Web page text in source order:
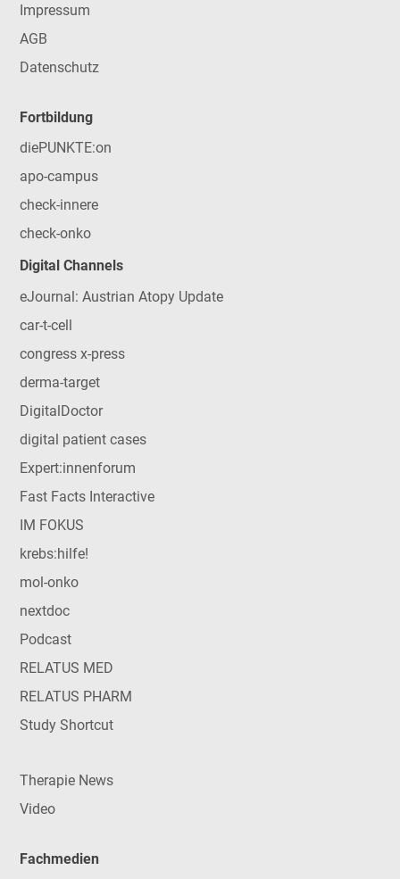
Impressum
AGB
Datenschutz
Fortbildung
diePUNKTE:on
apo-campus
check-innere
check-onko
Digital Channels
eJournal: Austrian Atopy Update
car-t-cell
congress x-press
derma-target
DigitalDoctor
digital patient cases
Expert:innenforum
Fast Facts Interactive
IM FOKUS
krebs:hilfe!
mol-onko
nextdoc
Podcast
RELATUS MED
RELATUS PHARM
Study Shortcut
Therapie News
Video
Fachmedien